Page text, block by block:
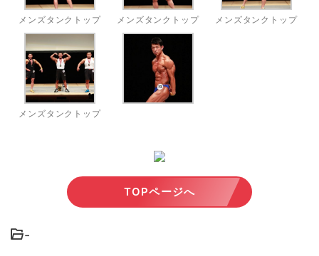
メンズタンクトップ メンズタンクトップ メンズタンクトップ
メンズタンクトップ
TOPページへ
-